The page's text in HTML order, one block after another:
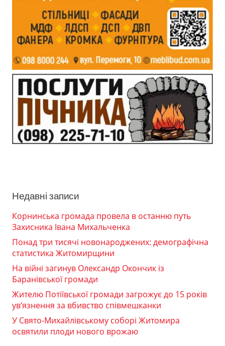
Недавні записи
Корнинська громада провела в останню путь
Захисника Івана Михальченка
Понад три тисячі новонароджених: демографічна
статистика Житомирщини
На війні загинув Олександр Окончик із
Баранівської громади
Жителю Потіївської громади загрожує до 15 років
ув’язнення за вбивство співмешканки
У Свято-Михайлівському соборі Житомира
освятили плоди нового врожаю